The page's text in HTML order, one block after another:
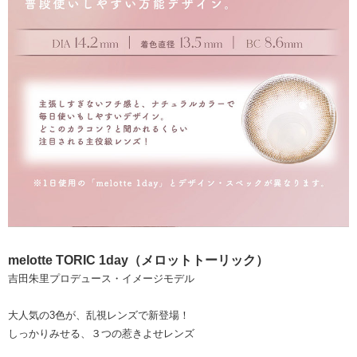
melotte TORIC 1day（メロットトーリック）
吉田朱里プロデュース・イメージモデル
大人気の3色が、乱視レンズで新登場！
しっかりみせる、３つの惹きよせレンズ